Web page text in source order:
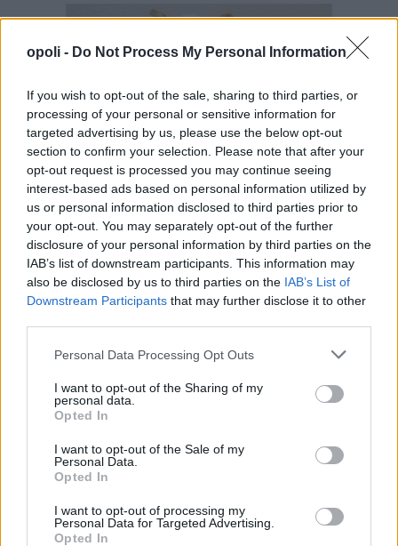
opoli - Do Not Process My Personal Information
If you wish to opt-out of the sale, sharing to third parties, or
processing of your personal or sensitive information for
targeted advertising by us, please use the below opt-out
section to confirm your selection. Please note that after your
opt-out request is processed you may continue seeing
interest-based ads based on personal information utilized by
us or personal information disclosed to third parties prior to
your opt-out. You may separately opt-out of the further
disclosure of your personal information by third parties on the
IAB’s list of downstream participants. This information may
also be disclosed by us to third parties on the IAB’s List of
Downstream Participants that may further disclose it to other
Personal Data Processing Opt Outs
I want to opt-out of the Sharing of my
personal data.
Opted In
I want to opt-out of the Sale of my
Personal Data.
Opted In
I want to opt-out of processing my
Personal Data for Targeted Advertising.
Opted In